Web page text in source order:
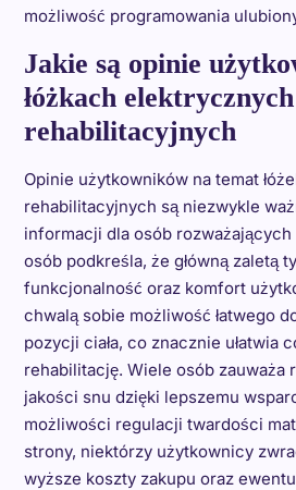
możliwość programowania
Jakie są opinie
łóżkach elektrycznych
rehabilitacyjnych
Opinie użytkowników na temat
rehabilitacyjnych są niezwykle
informacji dla osób
osób podkreśla, że główną zaletą
funkcjonalność oraz komfort
chwalą sobie możliwość łatwego
pozycji ciała, co znacznie ułatwia
rehabilitację. Wiele osób zauważa
jakości snu dzięki lepszemu
możliwości regulacji twardości
strony, niektórzy użytkownicy
wyższe koszty zakupu oraz